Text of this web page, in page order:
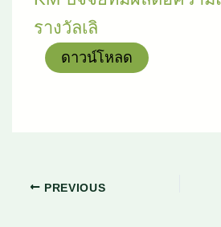
รางวัลเลิ
ดาวน์โหลด
PREVIOUS